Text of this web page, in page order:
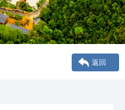
返回